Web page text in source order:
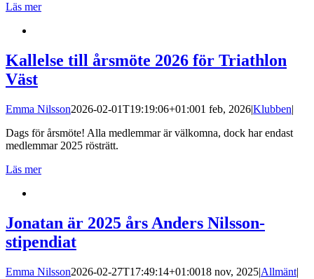
Läs mer
Kallelse till årsmöte 2026 för Triathlon
Väst
Emma Nilsson2026-02-01T19:19:06+01:001 feb, 2026|Klubben|
Dags för årsmöte! Alla medlemmar är välkomna, dock har endast
medlemmar 2025 rösträtt.
Läs mer
Jonatan är 2025 års Anders Nilsson-
stipendiat
Emma Nilsson2026-02-27T17:49:14+01:0018 nov, 2025|Allmänt|